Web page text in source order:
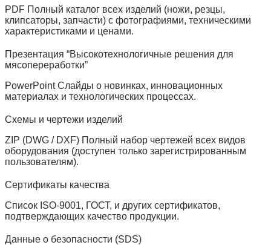
PDF Полный каталог всех изделий (ножи, резцы,
клипсаторы, запчасти) с фотографиями, техническими
характеристиками и ценами.
Презентация “Высокотехнологичные решения для
мясопереработки”
PowerPoint Слайды о новинках, инновационных
материалах и технологических процессах.
Схемы и чертежи изделий
ZIP (DWG / DXF) Полный набор чертежей всех видов
оборудования (доступен только зарегистрированным
пользователям).
Сертификаты качества
Список ISO‑9001, ГОСТ, и других сертификатов,
подтверждающих качество продукции.
Данные о безопасности (SDS)